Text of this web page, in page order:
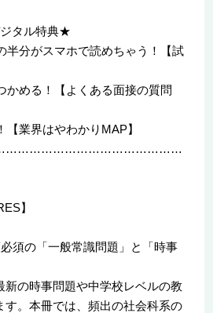
タル特典★
分がスマホで読めちゃう！【試
かめる！【よくある面接の質問
業界はやわかりMAP】
】
須の「一般常識問題」と「時事
新の時事問題や中学校レベルの教
す。本冊では、頻出の社会科系の